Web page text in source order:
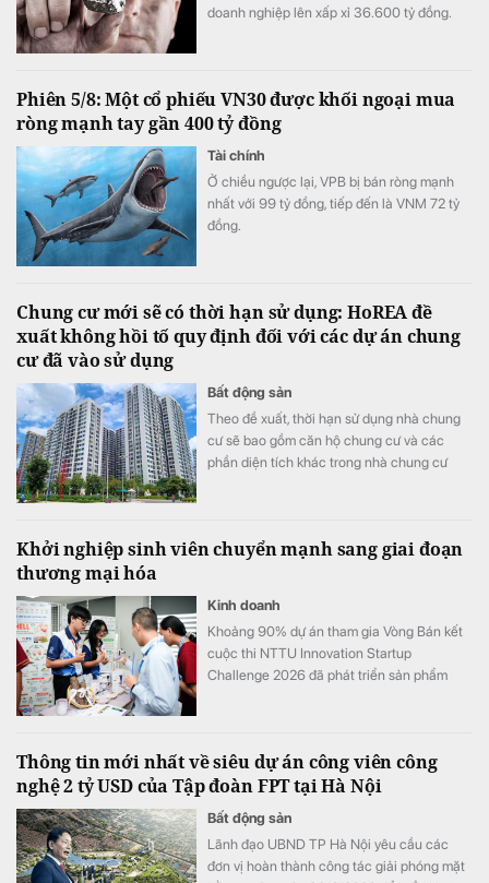
doanh nghiệp lên xấp xỉ 36.600 tỷ đồng.
Phiên 5/8: Một cổ phiếu VN30 được khối ngoại mua
ròng mạnh tay gần 400 tỷ đồng
Tài chính
Ở chiều ngược lại, VPB bị bán ròng mạnh
nhất với 99 tỷ đồng, tiếp đến là VNM 72 tỷ
đồng.
Chung cư mới sẽ có thời hạn sử dụng: HoREA đề
xuất không hồi tố quy định đối với các dự án chung
cư đã vào sử dụng
Bất động sản
Theo đề xuất, thời hạn sử dụng nhà chung
cư sẽ bao gồm căn hộ chung cư và các
phần diện tích khác trong nhà chung cư
Khởi nghiệp sinh viên chuyển mạnh sang giai đoạn
thương mại hóa
Kinh doanh
Khoảng 90% dự án tham gia Vòng Bán kết
cuộc thi NTTU Innovation Startup
Challenge 2026 đã phát triển sản phẩm
Thông tin mới nhất về siêu dự án công viên công
nghệ 2 tỷ USD của Tập đoàn FPT tại Hà Nội
Bất động sản
Lãnh đạo UBND TP Hà Nội yêu cầu các
đơn vị hoàn thành công tác giải phóng mặt